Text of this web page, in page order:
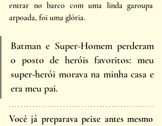
entrar no barco com uma linda garoupa
arpoada, foi uma glória.
Batman e Super-Homem perderam
o posto de heróis favoritos: meu
super-herói morava na minha casa e
era meu pai.
Você já preparava peixe antes mesmo